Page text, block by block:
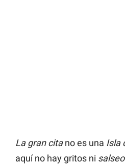
La gran citano es una Isla
aquí no hay gritos ni